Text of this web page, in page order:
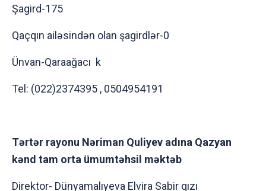
Şagird-175
Qaçqın ailəsindən olan şagirdlər-0
Ünvan-Qaraağacı k
Tel: (022)2374395 , 0504954191
Tərtər rayonu Nəriman Quliyev adına Qazyan
kənd tam orta ümumtəhsil məktəb
Direktor- Dünyamalıyeva Elvira Sabir qızı